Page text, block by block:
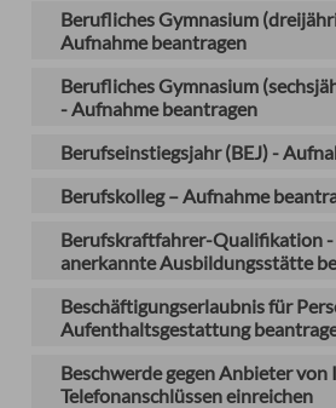
Berufliches Gymnasium
Aufnahme beantragen
Berufliches Gymnasium
- Aufnahme beantragen
Berufseinstiegsjahr (BEJ) -
Berufskolleg – Aufnahme
Berufskraftfahrer-Qualifikation
anerkannte Ausbildungsstätte
Beschäftigungserlaubnis für
Aufenthaltsgestattung
Beschwerde gegen Anbieter
Telefonanschlüssen einreichen